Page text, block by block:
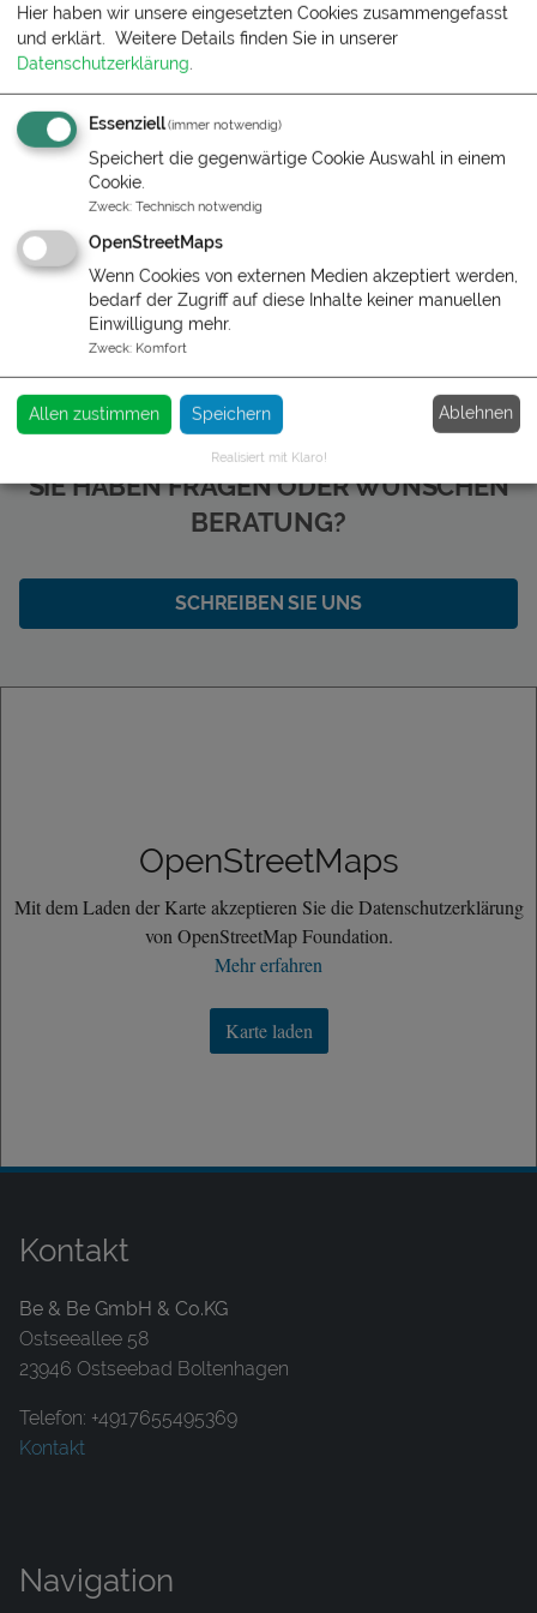
Boltenhagen - Kleiner Bungalow
Eine Familie mit 2 Kindern aber auch 3
Erwachsene finden hier Platz in den insgesamt 4
Betten. Im kleinen Zimmer findet sich ein
Hochbett und im großen Schlafzimmer zwei neue
Vollholz-Einzelbetten mit neuen Matratzen und
Toppern der oberen Klasse....
SIE HABEN FRAGEN ODER WÜNSCHEN
BERATUNG?
SCHREIBEN SIE UNS
OpenStreetMaps
Mit dem Laden der Karte akzeptieren Sie die Datenschutzerklärung
von OpenStreetMap Foundation.
Mehr erfahren
Karte laden
Kontakt
Be & Be GmbH & Co.KG
Ostseeallee 58
23946 Ostseebad Boltenhagen
Telefon: +4917655495369
Kontakt
Navigation
Hier haben wir unsere eingesetzten Cookies zusammengefasst
und erklärt. Weitere Details finden Sie in unserer
Datenschutzerklärung.
Essenziell(immer notwendig)
Speichert die gegenwärtige Cookie Auswahl in einem
Cookie.
Zweck: Technisch notwendig
OpenStreetMaps
Wenn Cookies von externen Medien akzeptiert werden,
bedarf der Zugriff auf diese Inhalte keiner manuellen
Einwilligung mehr.
Zweck: Komfort
Allen zustimmen Speichern Ablehnen
Realisiert mit Klaro!